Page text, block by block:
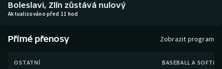
Boby a skeleton
Box
Curling
AZ kvíz
Boleslavi, Zlín zůstává nulový
Aktualizováno před 11 hod
Přímé přenosy Zobrazit program
OSTATNÍ BASEBALL A